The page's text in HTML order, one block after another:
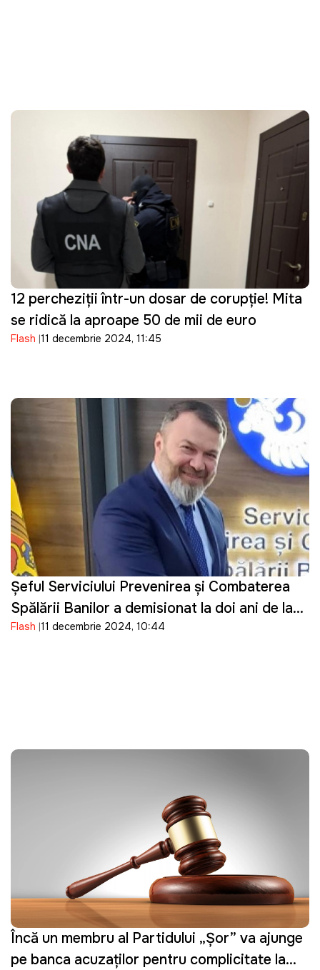
12 percheziții într-un dosar de corupție! Mita
se ridică la aproape 50 de mii de euro
Flash 11 decembrie 2024, 11:45
Șeful Serviciului Prevenirea și Combaterea
Spălării Banilor a demisionat la doi ani de la
numire
Flash 11 decembrie 2024, 10:44
Încă un membru al Partidului „Şor” va ajunge
pe banca acuzaților pentru complicitate la